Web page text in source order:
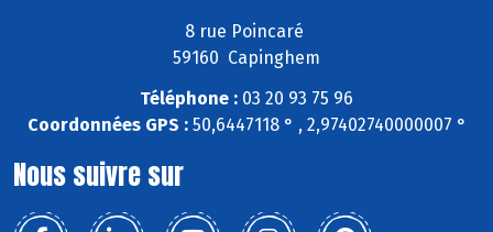
8 rue Poincaré
59160 Capinghem
Téléphone : 03 20 93 75 96
Coordonnées GPS :50,6447118 ° , 2,97402740000007 °
Nous suivre sur